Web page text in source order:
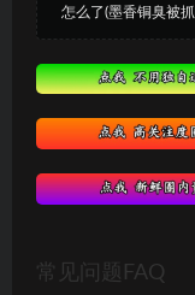
怎么了(墨香铜臭被
常见问题FAQ